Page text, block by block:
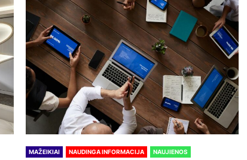
MAŽEIKIAI NAUDINGA INFORMACIJA NAUJIENOS